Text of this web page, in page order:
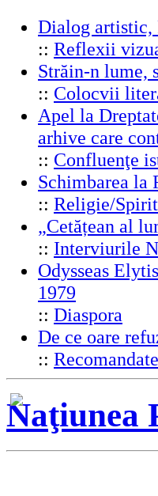
Dialog
:: Reflexii
Străin-n lume,
:: Colocvii
Apel la
arhive care
:: Confluenţe
Schimbarea la
:: Religie/
„Cetățean al
:: Interviurile
Odysseas
1979
:: Diaspora
De ce oare
:: Recomandate
Naţiunea